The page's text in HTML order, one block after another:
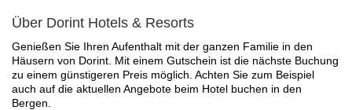
Über Dorint Hotels & Resorts
Genießen Sie Ihren Aufenthalt mit der ganzen Familie in den
Häusern von Dorint. Mit einem Gutschein ist die nächste Buchung
zu einem günstigeren Preis möglich. Achten Sie zum Beispiel
auch auf die aktuellen Angebote beim Hotel buchen in den
Bergen.